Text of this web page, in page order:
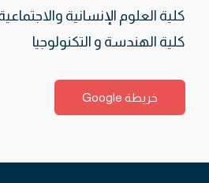
كلية العلوم الإنسانية
كلية الهندسة و التكنولوجيا
خريطة Google